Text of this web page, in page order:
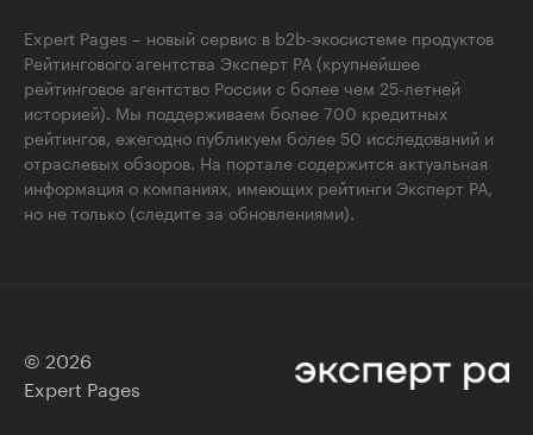
Expert Pages – новый сервис в b2b-экосистеме продуктов
Рейтингового агентства Эксперт РА (крупнейшее
рейтинговое агентство России с более чем 25-летней
историей). Мы поддерживаем более 700 кредитных
рейтингов, ежегодно публикуем более 50 исследований и
отраслевых обзоров. На портале содержится актуальная
информация о компаниях, имеющих рейтинги Эксперт РА,
но не только (следите за обновлениями).
© 2026
Expert Pages